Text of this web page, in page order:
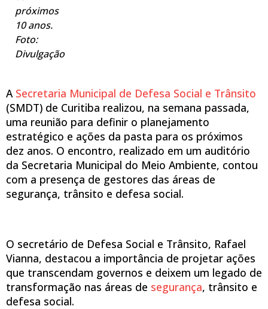
próximos
10 anos.
Foto:
Divulgação
A Secretaria Municipal de Defesa Social e Trânsito
(SMDT) de Curitiba realizou, na semana passada,
uma reunião para definir o planejamento
estratégico e ações da pasta para os próximos
dez anos. O encontro, realizado em um auditório
da Secretaria Municipal do Meio Ambiente, contou
com a presença de gestores das áreas de
segurança, trânsito e defesa social.
O secretário de Defesa Social e Trânsito, Rafael
Vianna, destacou a importância de projetar ações
que transcendam governos e deixem um legado de
transformação nas áreas de segurança, trânsito e
defesa social.